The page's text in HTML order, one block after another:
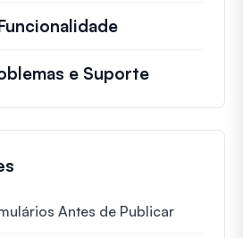
e Suporte
Antes de Publicar